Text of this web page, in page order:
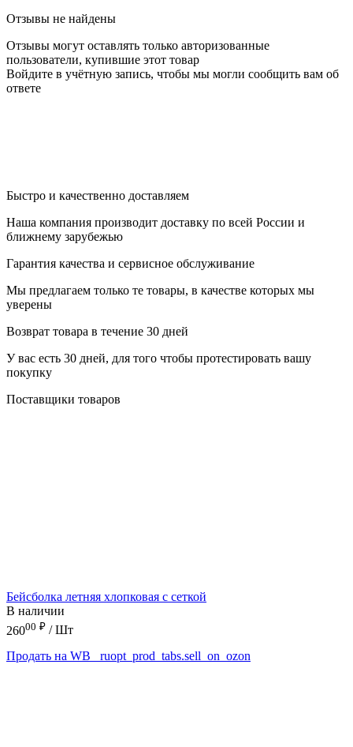
Отзывы не найдены
Отзывы могут оставлять только авторизованные
пользователи, купившие этот товар
Войдите в учётную запись, чтобы мы могли сообщить вам об
ответе
Быстро и качественно доставляем
Наша компания производит доставку по всей России и
ближнему зарубежью
Гарантия качества и сервисное обслуживание
Мы предлагаем только те товары, в качестве которых мы
уверены
Возврат товара в течение 30 дней
У вас есть 30 дней, для того чтобы протестировать вашу
покупку
Поставщики товаров
Бейсболка летняя хлопковая с сеткой
В наличии
26000 ₽ / Шт
Продать на WB
_ruopt_prod_tabs.sell_on_ozon